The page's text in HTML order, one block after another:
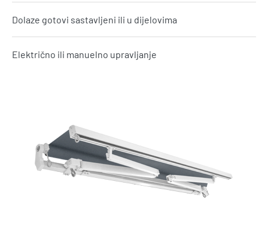
Dolaze gotovi sastavljeni ili u dijelovima
Električno ili manuelno upravljanje